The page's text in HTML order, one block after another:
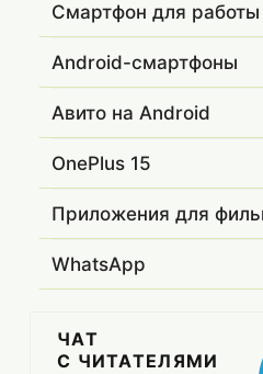
Смартфон для работы
Android-смартфоны
Авито на Android
OnePlus 15
Приложения для
WhatsApp
ЧАТ
С ЧИТАТЕЛЯМИ